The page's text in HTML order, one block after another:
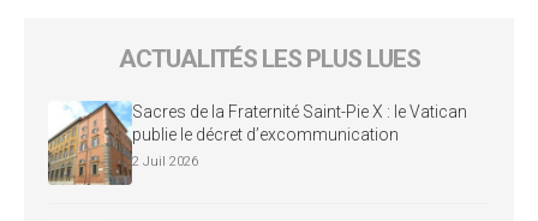
ACTUALITÉS LES PLUS LUES
Sacres de la Fraternité Saint-Pie X : le Vatican
publie le décret d’excommunication
2 Juil 2026